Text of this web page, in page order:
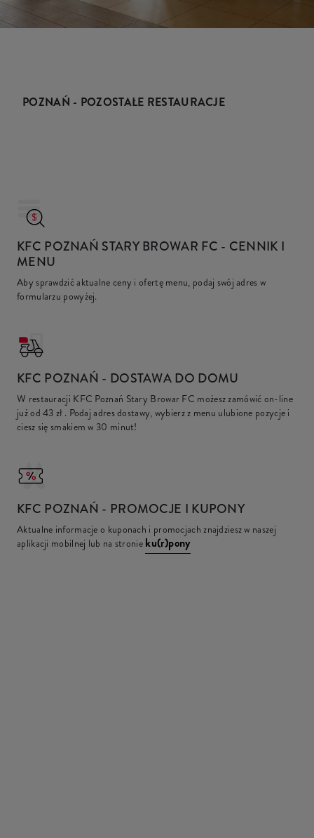
POZNAŃ - POZOSTAŁE RESTAURACJE
KFC POZNAŃ STARY BROWAR FC - CENNIK I
MENU
Aby sprawdzić aktualne ceny i ofertę menu, podaj swój adres w
formularzu powyżej.
KFC POZNAŃ - DOSTAWA DO DOMU
W restauracji KFC Poznań Stary Browar FC możesz zamówić on-line
już od43 zł. Podaj adres dostawy, wybierz z menu ulubione pozycje i
ciesz się smakiem w 30 minut!
KFC POZNAŃ - PROMOCJE I KUPONY
Aktualne informacje o kuponach i promocjach znajdziesz w naszej
aplikacji mobilnej lub na stronie ku(r)pony